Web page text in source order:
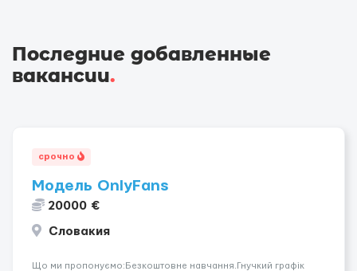
Последние добавленные
вакансии.
срочно
Модель OnlyFans
20000 €
Словакия
Що ми пропонуємо:Безкоштовне навчання.Гнучкий графік